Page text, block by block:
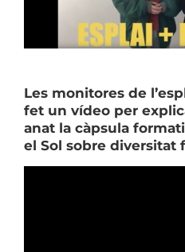
Les monitores de
fet un vídeo per
anat la càpsula
el Sol sobre diversitat